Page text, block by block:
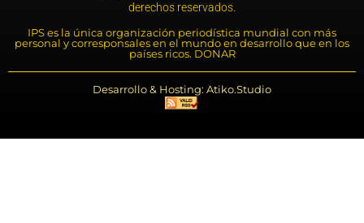
derechos reservados.
IPS es la única organización periodística mundial con más
personal y corresponsales en el mundo en desarrollo que en los
países ricos. DONAR
Desarrollo & Hosting: Atiko.Studio